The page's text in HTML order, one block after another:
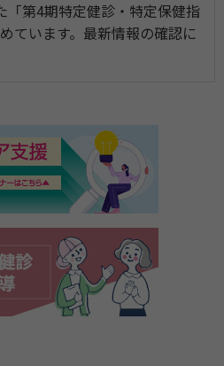
「第4期特定健診・特定保健指
ています。最新情報の確認に